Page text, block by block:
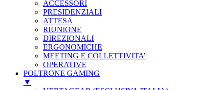
ACCESSORI
PRESIDENZIALI
ATTESA
RIUNIONE
DIREZIONALI
ERGONOMICHE
MEETING E COLLETTIVITA’
OPERATIVE
POLTRONE GAMING
▼